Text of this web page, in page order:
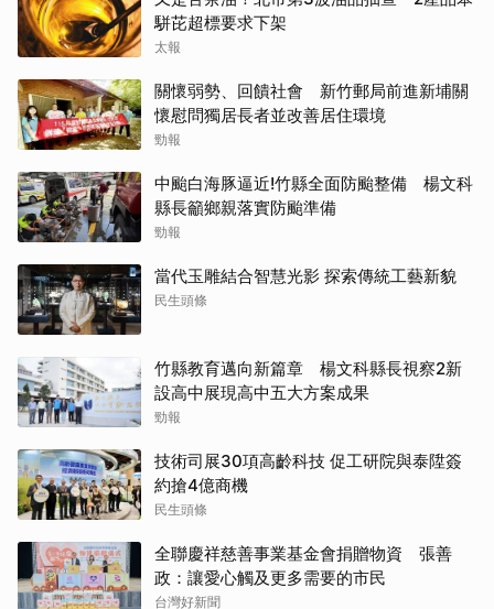
駢芘超標要求下架
太報
關懷弱勢、回饋社會 新竹郵局前進新埔關
懷慰問獨居長者並改善居住環境
勁報
中颱白海豚逼近!竹縣全面防颱整備 楊文科
縣長籲鄉親落實防颱準備
勁報
當代玉雕結合智慧光影 探索傳統工藝新貌
民生頭條
竹縣教育邁向新篇章 楊文科縣長視察2新
設高中展現高中五大方案成果
勁報
技術司展30項高齡科技 促工研院與泰陞簽
約搶4億商機
民生頭條
全聯慶祥慈善事業基金會捐贈物資 張善
政：讓愛心觸及更多需要的市民
台灣好新聞